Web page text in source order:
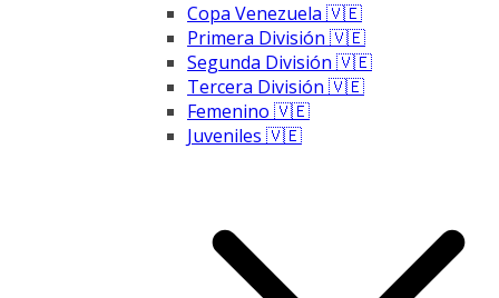
Copa Venezuela 🇻🇪
Primera División 🇻🇪
Segunda División 🇻🇪
Tercera División 🇻🇪
Femenino 🇻🇪
Juveniles 🇻🇪